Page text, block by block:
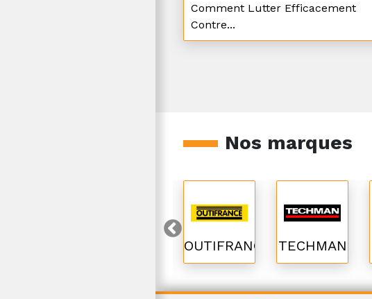
Comment Lutter Efficacement
Contre...
Nos marques
OUTIFRANCE TECHMAN